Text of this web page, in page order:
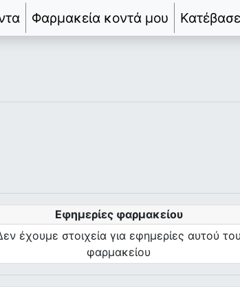
Φαρμακεία κοντά μου
Εφημερίες φαρμακείου
έχουμε στοιχεία για εφημερίες αυτού του
φαρμακείου